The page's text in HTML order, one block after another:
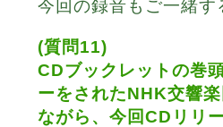
今回の録音もご一緒
(質問11)
CDブックレットの巻
ーをされたNHK交響
ながら、今回CDリリ